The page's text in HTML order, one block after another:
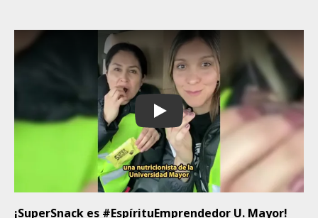
Play
¡SuperSnack es #EspírituEmprendedor U. Mayor!